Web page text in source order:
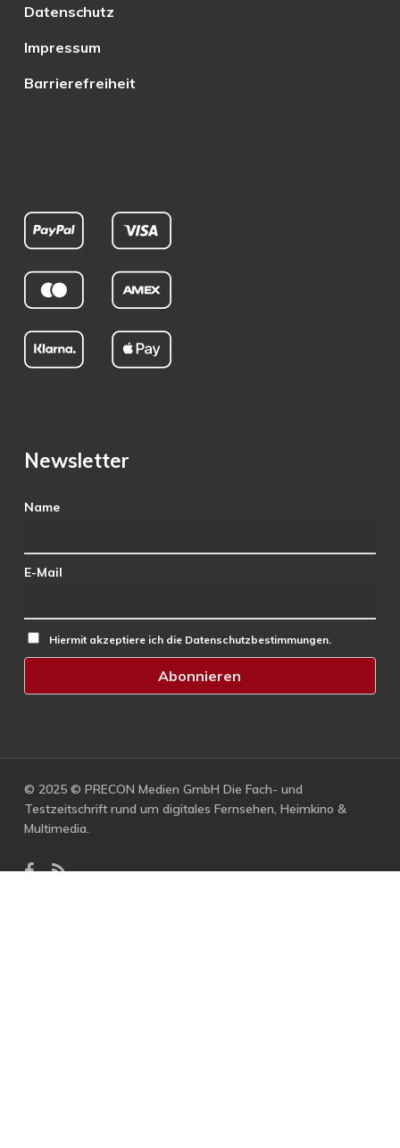
Datenschutz
Impressum
Barrierefreiheit
Newsletter
Name
E-Mail
Hiermit akzeptiere ich die Datenschutzbestimmungen.
© 2025 © PRECON Medien GmbH Die Fach- und
Testzeitschrift rund um digitales Fernsehen, Heimkino &
Multimedia.
facebook
RSS